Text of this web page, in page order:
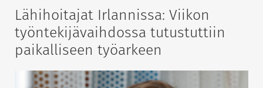
Lähihoitajat Irlannissa: Viikon
työntekijävaihdossa tutustuttiin
paikalliseen työarkeen